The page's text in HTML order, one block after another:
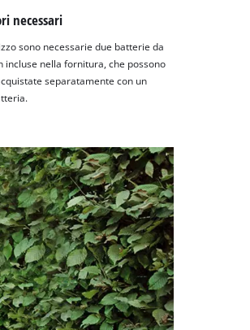
necessari
sono necessarie due batterie da
incluse nella fornitura, che possono
separatamente con un